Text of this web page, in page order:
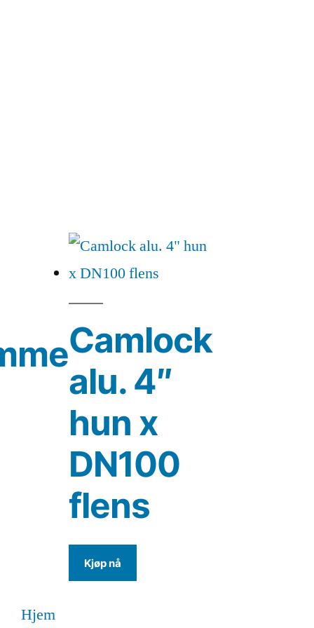
Camlock
alu. 4″
hun x
DN100
flens
Kjøp nå
Hjem